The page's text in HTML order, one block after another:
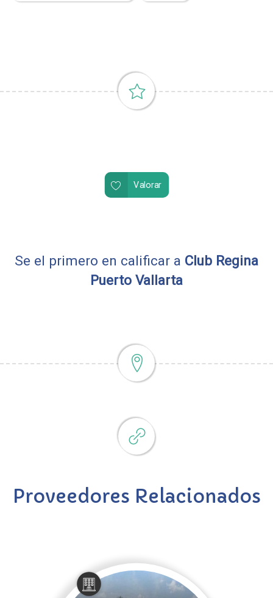
Valorar
Se el primero en calificar a Club Regina
Puerto Vallarta
Proveedores Relacionados